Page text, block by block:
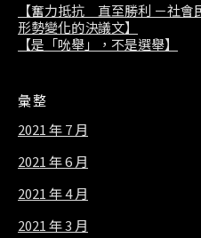
【奮力抵抗 直至勝利 －社會
形勢變化的決議文】
【是「吮舉」，不是選舉】
彙整
2021 年 7 月
2021 年 6 月
2021 年 4 月
2021 年 3 月